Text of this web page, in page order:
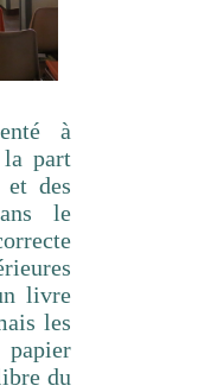
à
part
des
le
livre
les
du